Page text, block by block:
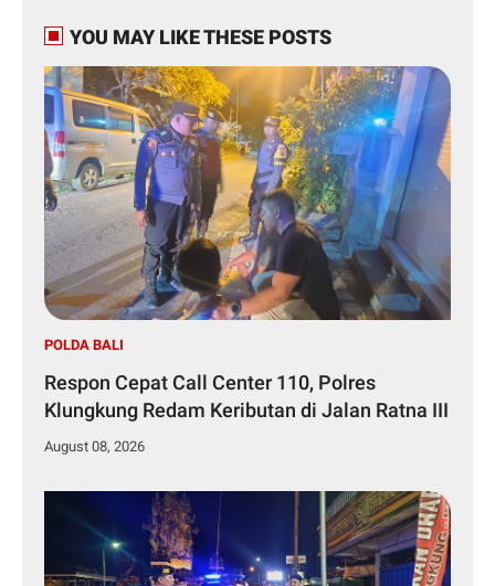
YOU MAY LIKE THESE POSTS
POLDA BALI
Respon Cepat Call Center 110, Polres
Klungkung Redam Keributan di Jalan Ratna III
August 08, 2026